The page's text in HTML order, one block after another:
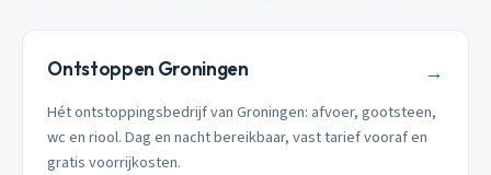
Ontstoppen Groningen →
Hét ontstoppingsbedrijf van Groningen: afvoer, gootsteen,
wc en riool. Dag en nacht bereikbaar, vast tarief vooraf en
gratis voorrijkosten.